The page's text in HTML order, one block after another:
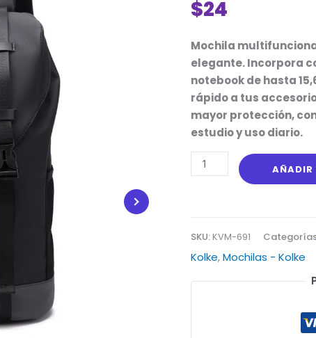
Kolke,Mochilas - Kolke
$24
Mochila
elegante. Incorpora
notebook de hasta
rápido a tus
mayor protección,
estudio y uso diario.
(KVM-
cantidad
AÑADIR
SKU: KVM-691